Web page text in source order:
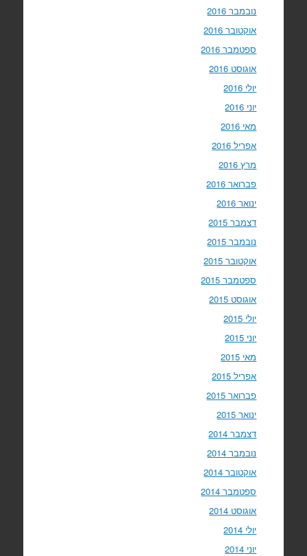
נובמבר 2016
אוקטובר 2016
ספטמבר 2016
אוגוסט 2016
יולי 2016
יוני 2016
מאי 2016
אפריל 2016
מרץ 2016
פברואר 2016
ינואר 2016
דצמבר 2015
נובמבר 2015
אוקטובר 2015
ספטמבר 2015
אוגוסט 2015
יולי 2015
יוני 2015
מאי 2015
אפריל 2015
פברואר 2015
ינואר 2015
דצמבר 2014
נובמבר 2014
אוקטובר 2014
ספטמבר 2014
אוגוסט 2014
יולי 2014
יוני 2014